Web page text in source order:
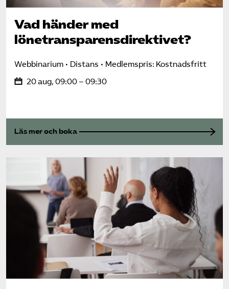
Vad händer med
lönetransparens­direktivet?
Webbinarium Distans
Medlemspris: Kostnadsfritt
20 aug, 09:00 – 09:30
Läs mer och boka